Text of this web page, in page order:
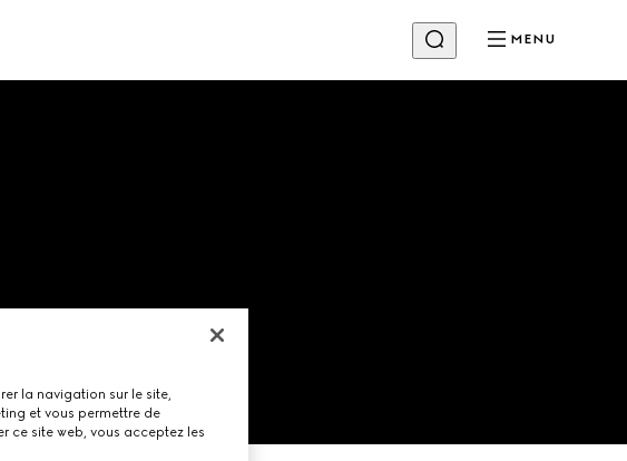
MENU
la navigation sur le site,
et vous permettre de
ce site web, vous acceptez les